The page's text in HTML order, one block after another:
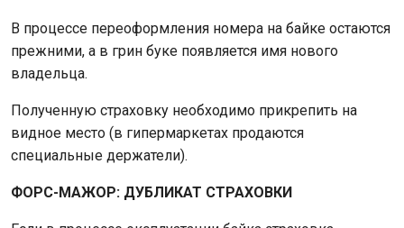
В процессе переоформления номера на байке остаются
прежними, а в грин буке появляется имя нового
владельца.
Полученную страховку необходимо прикрепить на
видное место (в гипермаркетах продаются
специальные держатели).
ФОРС-МАЖОР: ДУБЛИКАТ СТРАХОВКИ